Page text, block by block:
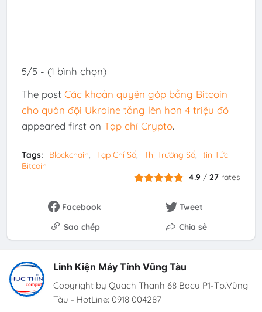
5/5 - (1 bình chọn)
The post Các khoản quyên góp bằng Bitcoin
cho quân đội Ukraine tăng lên hơn 4 triệu đô
appeared first on Tạp chí Crypto.
Tags: Blockchain Tạp Chí Số Thị Trường Số
tin Tức
Bitcoin
4.9 /27 rates
Facebook
Tweet
Sao chép
Chia sẻ
Linh Kiện Máy Tính Vũng Tàu
Copyright by Quach Thanh 68 Bacu P1-Tp.Vũng
Tàu - HotLine: 0918 004287